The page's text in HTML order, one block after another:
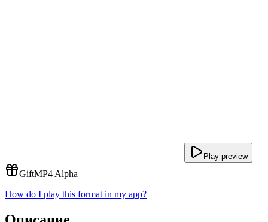
Play preview
GiftMP4 Alpha
How do I play this format in my app?